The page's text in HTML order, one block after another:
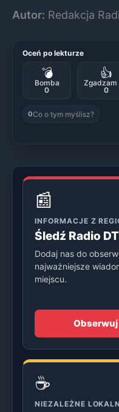
Autor: Redakcja
Oceń po lekturze
💣
Bomba
0
👍
Zgadzam
0
0Co o tym myślisz?
📰
INFORMACJE Z
Śledź Radio
Dodaj nas do
najważniejsze
miejscu.
☕
NIEZALEŻNE